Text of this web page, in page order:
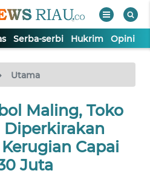
Serba-serbi Hukrim Opini
Utama
Maling, Toko
Diperkirakan
Capai
Juta